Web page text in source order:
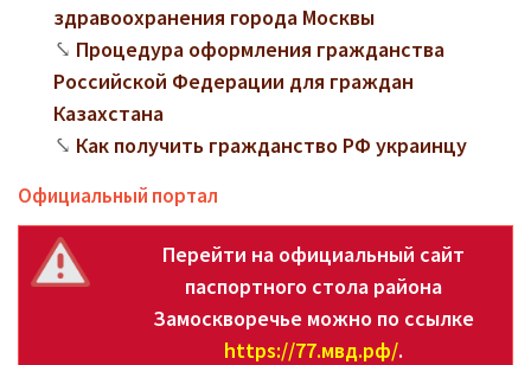
здравоохранения города Москвы
Процедура оформления гражданства
Российской Федерации для граждан
Казахстана
Как получить гражданство РФ украинцу
Официальный портал
Перейти на официальный сайт
паспортного стола района
Замоскворечье можно по ссылке
https://77.мвд.рф/.